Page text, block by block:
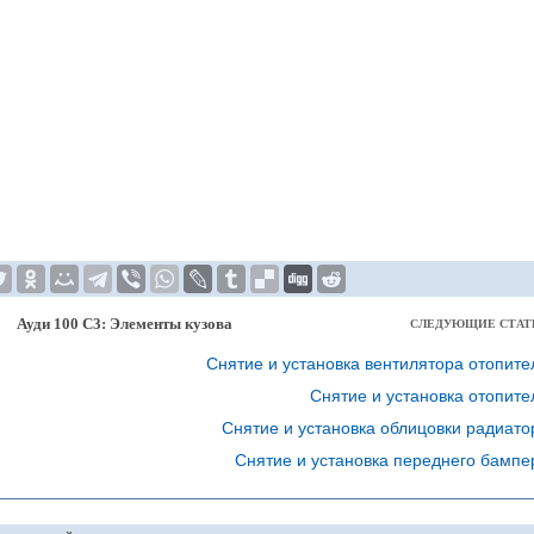
Ауди 100 С3: Элементы кузова СЛЕДУЮЩИЕ
Снятие и установка вентилятора
Снятие и установка
Снятие и установка облицовки
Снятие и установка переднего